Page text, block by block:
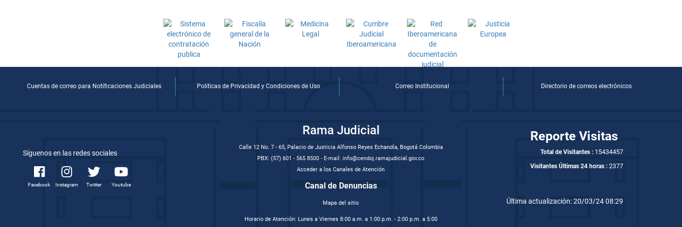
Cuentas de correo para Notificaciones Judiciales Politicas de Privacidad y Condiciones de Uso Correo Institucional Directorio de correos electrónicos
Síguenos en las redes sociales
Facebook Instagram Twitter Youtube
Rama Judicial
Calle 12 No. 7 - 65, Palacio de Justicia Alfonso Reyes Echandía, Bogotá Colombia
PBX: (57) 601 - 565 8500 - E-mail: info@cendoj.ramajudicial.gov.co
Acceder a los Canales de Atención
Canal de Denuncias
Mapa del sitio
Horario de Atención: Lunes a Viernes 8:00 a.m. a 1:00 p.m. - 2:00 p.m. a 5:00
Reporte Visitas
Total de Visitantes : 15434457
Visitantes Últimas 24 horas : 2377
Última actualización: 20/03/24 08:29